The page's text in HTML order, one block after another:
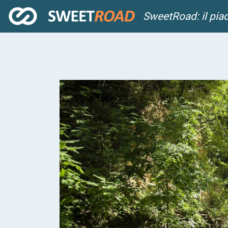
SweetRoad: il